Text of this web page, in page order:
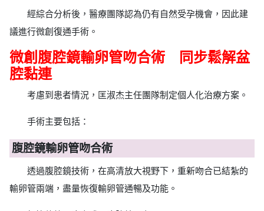
經綜合分析後，醫療團隊認為仍有自然受孕機會，因此建
議進行微創復通手術。
微創腹腔鏡輸卵管吻合術 同步鬆解盆
腔黏連
考慮到患者情況，匡淑杰主任團隊制定個人化治療方案。
手術主要包括：
腹腔鏡輸卵管吻合術
透過腹腔鏡技術，在高清放大視野下，重新吻合已結紮的
輸卵管兩端，盡量恢復輸卵管通暢及功能。